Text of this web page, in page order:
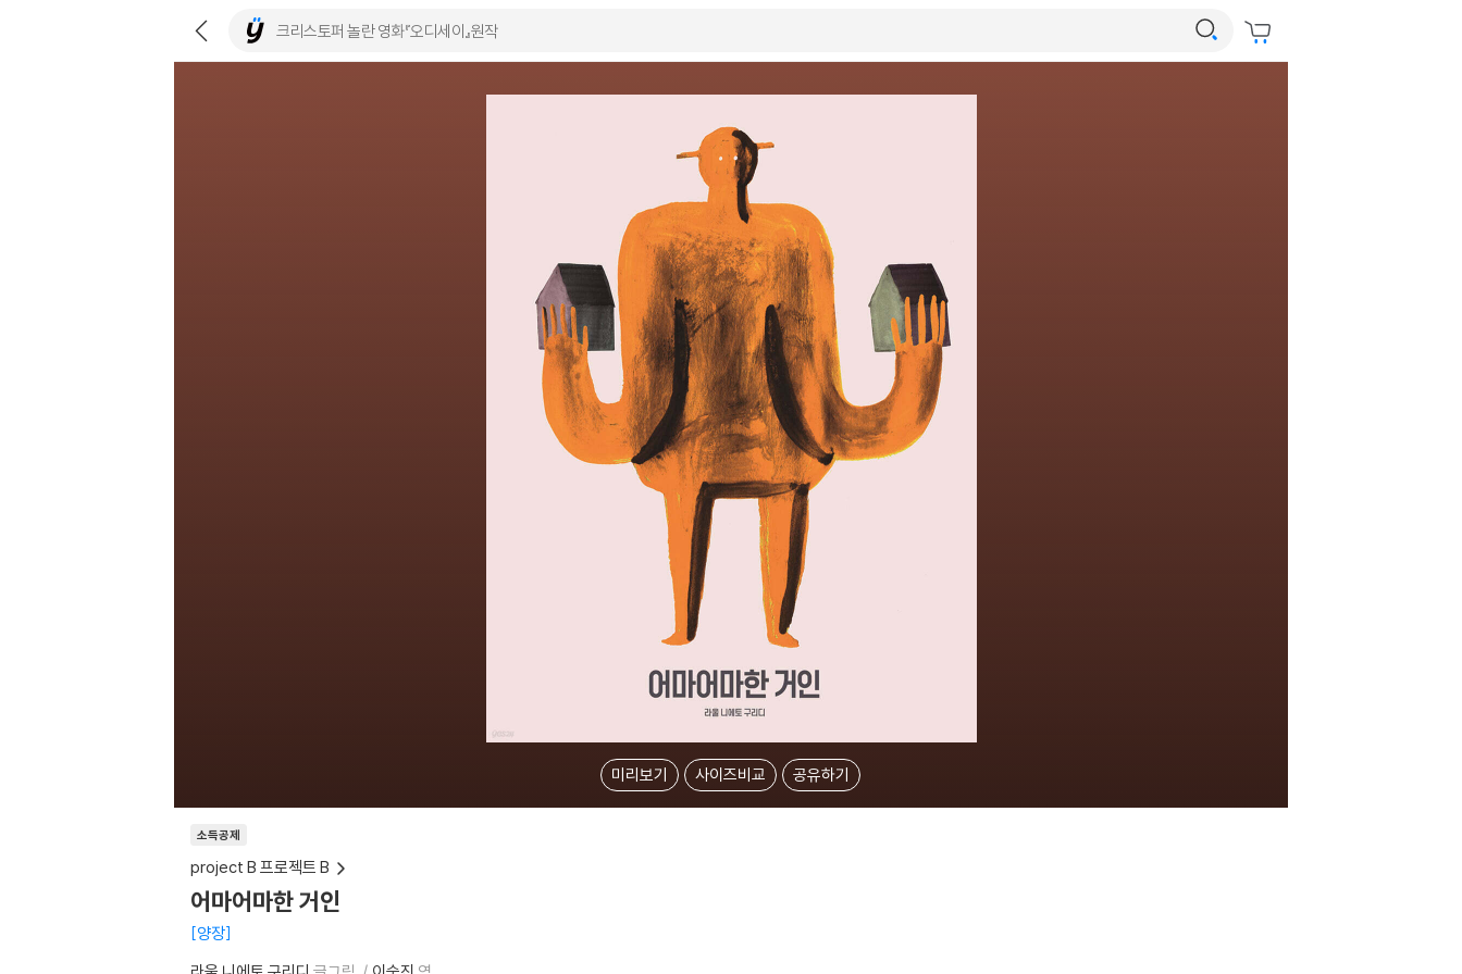
미리보기 사이즈비교 공유하기
소득공제
project B 프로젝트 B
어마어마한 거인
양장